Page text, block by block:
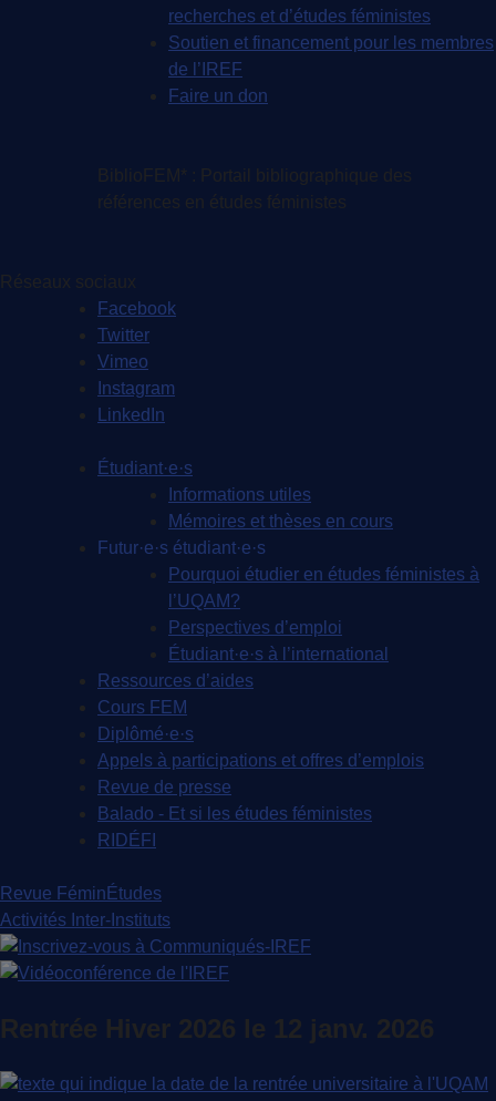
recherches et d’études féministes
Soutien et financement pour les membres
de l’IREF
Faire un don
BiblioFEM* : Portail bibliographique des
références en études féministes
Réseaux sociaux
Facebook
Twitter
Vimeo
Instagram
LinkedIn
Étudiant·e·s
Informations utiles
Mémoires et thèses en cours
Futur·e·s étudiant·e·s
Pourquoi étudier en études féministes à
l’UQAM?
Perspectives d’emploi
Étudiant·e·s à l’international
Ressources d’aides
Cours FEM
Diplômé·e·s
Appels à participations et offres d’emplois
Revue de presse
Balado - Et si les études féministes
RIDÉFI
Revue FéminÉtudes
Activités Inter-Instituts
Rentrée Hiver 2026 le 12 janv. 2026